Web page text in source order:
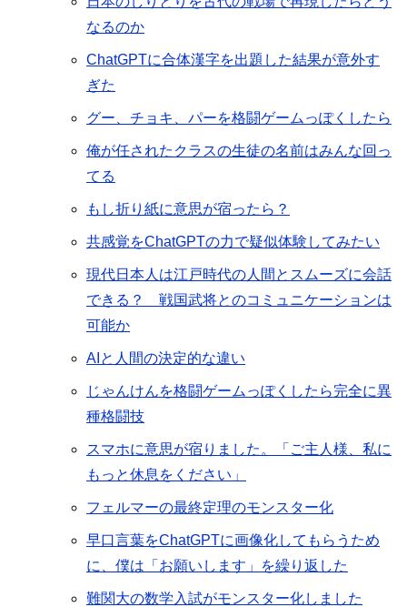
なるのか
ChatGPTに合体漢字を出題した結果が意外す
ぎた
グー、チョキ、パーを格闘ゲームっぽくしたら
俺が任されたクラスの生徒の名前はみんな回っ
てる
もし折り紙に意思が宿ったら？
共感覚をChatGPTの力で疑似体験してみたい
現代日本人は江戸時代の人間とスムーズに会話
できる？ 戦国武将とのコミュニケーションは
可能か
AIと人間の決定的な違い
じゃんけんを格闘ゲームっぽくしたら完全に異
種格闘技
スマホに意思が宿りました。「ご主人様、私に
もっと休息をください」
フェルマーの最終定理のモンスター化
早口言葉をChatGPTに画像化してもらうため
に、僕は「お願いします」を繰り返した
難関大の数学入試がモンスター化しました